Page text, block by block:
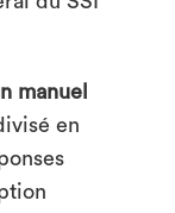
manuel
en